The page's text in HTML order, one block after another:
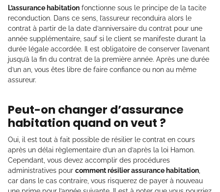
L’assurance habitation fonctionne sous le principe de la tacite
reconduction. Dans ce sens, l’assureur reconduira alors le
contrat à partir de la date d’anniversaire du contrat pour une
année supplémentaire, sauf si le client se manifeste durant la
durée légale accordée. Il est obligatoire de conserver l’avenant
jusqu’à la fin du contrat de la première année. Après une durée
d’un an, vous êtes libre de faire confiance ou non au même
assureur.
Peut-on changer d’assurance
habitation quand on veut ?
Oui, il est tout à fait possible de résilier le contrat en cours
après un délai règlementaire d’un an d’après la loi Hamon.
Cependant, vous devez accomplir des procédures
administratives pour comment résilier assurance habitation,
car dans le cas contraire, vous risquerez de payer à nouveau